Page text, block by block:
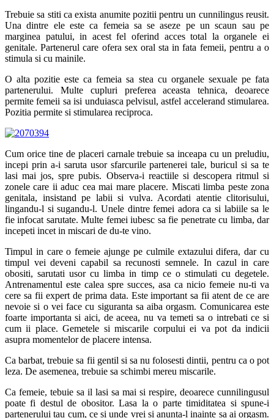
Trebuie sa stiti ca exista anumite pozitii pentru un cunnilingus reusit.
Una dintre ele este ca femeia sa se aseze pe un scaun sau pe
marginea patului, in acest fel oferind acces total la organele ei
genitale. Partenerul care ofera sex oral sta in fata femeii, pentru a o
stimula si cu mainile.
O alta pozitie este ca femeia sa stea cu organele sexuale pe fata
partenerului. Multe cupluri preferea aceasta tehnica, deoarece
permite femeii sa isi unduiasca pelvisul, astfel accelerand stimularea.
Pozitia permite si stimularea reciproca.
Cum orice tine de placeri carnale trebuie sa inceapa cu un preludiu,
incepi prin a-i saruta usor sfarcurile partenerei tale, buricul si sa te
lasi mai jos, spre pubis. Observa-i reactiile si descopera ritmul si
zonele care ii aduc cea mai mare placere. Miscati limba peste zona
genitala, insistand pe labii si vulva. Acordati atentie clitorisului,
lingandu-l si sugandu-l. Unele dintre femei adora ca si labiile sa le
fie infocat sarutate. Multe femei iubesc sa fie penetrate cu limba, dar
incepeti incet in miscari de du-te vino.
Timpul in care o femeie ajunge pe culmile extazului difera, dar cu
timpul vei deveni capabil sa recunosti semnele. In cazul in care
obositi, sarutati usor cu limba in timp ce o stimulati cu degetele.
Antrenamentul este calea spre succes, asa ca nicio femeie nu-ti va
cere sa fii expert de prima data. Este important sa fii atent de ce are
nevoie si o vei face cu siguranta sa aiba orgasm. Comunicarea este
foarte importanta si aici, de aceea, nu va temeti sa o intrebati ce si
cum ii place. Gemetele si miscarile corpului ei va pot da indicii
asupra momentelor de placere intensa.
Ca barbat, trebuie sa fii gentil si sa nu folosesti dintii, pentru ca o pot
leza. De asemenea, trebuie sa schimbi mereu miscarile.
Ca femeie, tebuie sa il lasi sa mai si respire, deoarece cunnilingusul
poate fi destul de obositor. Lasa la o parte timiditatea si spune-i
partenerului tau cum, ce si unde vrei si anunta-l inainte sa ai orgasm.